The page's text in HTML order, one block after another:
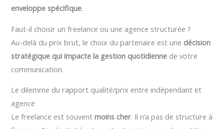
enveloppe spécifique.
Faut-il choisir un freelance ou une agence structurée ?
Au-delà du prix brut, le choix du partenaire est une décision
stratégique qui impacte la gestion quotidienne de votre
communication.
Le dilemme du rapport qualité/prix entre indépendant et
agence
Le freelance est souventmoins cher. Il n’a pas de structure à